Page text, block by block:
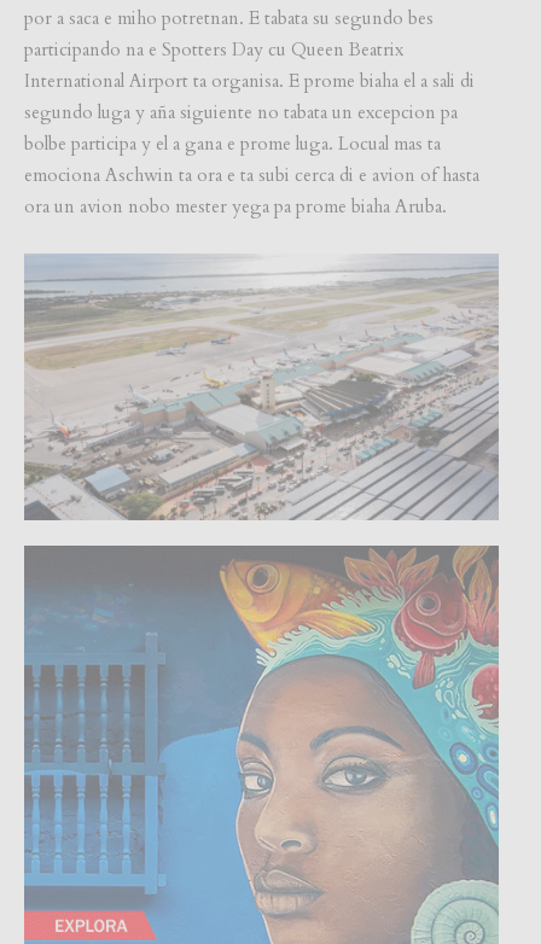
por a saca e miho potretnan. E tabata su segundo bes
participando na e Spotters Day cu Queen Beatrix
International Airport ta organisa. E prome biaha el a sali di
segundo luga y aña siguiente no tabata un excepcion pa
bolbe participa y el a gana e prome luga. Locual mas ta
emociona Aschwin ta ora e ta subi cerca di e avion of hasta
ora un avion nobo mester yega pa prome biaha Aruba.